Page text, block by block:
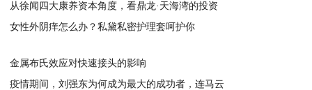
从徐闻四大康养资本角度，看鼎龙·天海湾的投资
女性外阴痒怎么办？私黛私密护理套呵护你
金属布氏效应对快速接头的影响
疫情期间，刘强东为何成为最大的成功者，连马云